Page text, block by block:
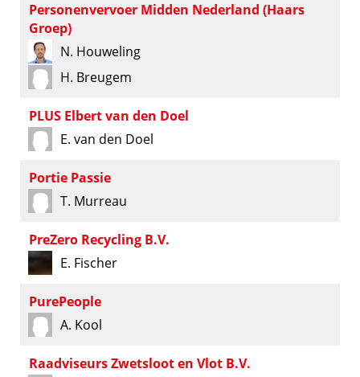
Personenvervoer Midden Nederland (Haars
Groep)
N. Houweling
H. Breugem
PLUS Elbert van den Doel
E. van den Doel
Portie Passie
T. Murreau
PreZero Recycling B.V.
E. Fischer
PurePeople
A. Kool
Raadviseurs Zwetsloot en Vlot B.V.